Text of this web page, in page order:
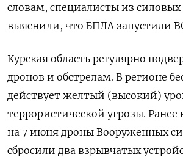
словам, специалисты из
выяснили, что БПЛА запустили
Курская область регулярно
дронов и обстрелам. В регионе
действует желтый (высокий)
террористической угрозы. Ранее
на 7 июня дроны Вооруженных
сбросили два взрывчатых